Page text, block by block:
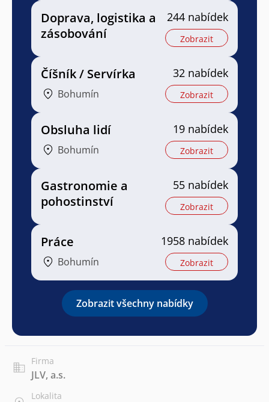
Doprava, logistika a
zásobování
244 nabídek
Zobrazit
Číšník / Servírka
Bohumín
32 nabídek
Zobrazit
Obsluha lidí
Bohumín
19 nabídek
Zobrazit
Gastronomie a
pohostinství
55 nabídek
Zobrazit
Práce
Bohumín
1958 nabídek
Zobrazit
Zobrazit všechny nabídky
Firma
JLV, a.s.
Lokalita